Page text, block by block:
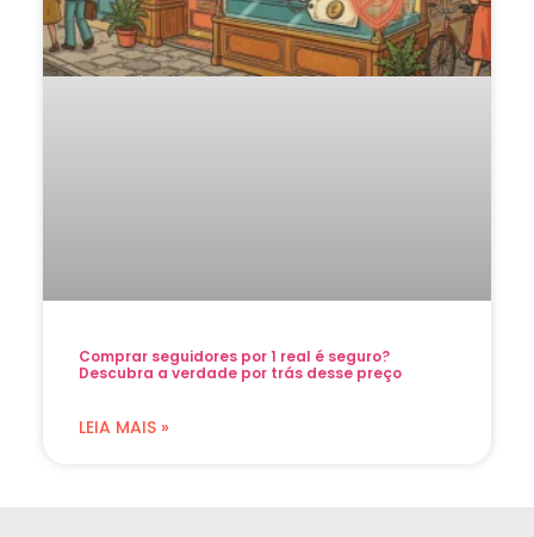
Comprar seguidores por 1 real é seguro?
Descubra a verdade por trás desse preço
LEIA MAIS »